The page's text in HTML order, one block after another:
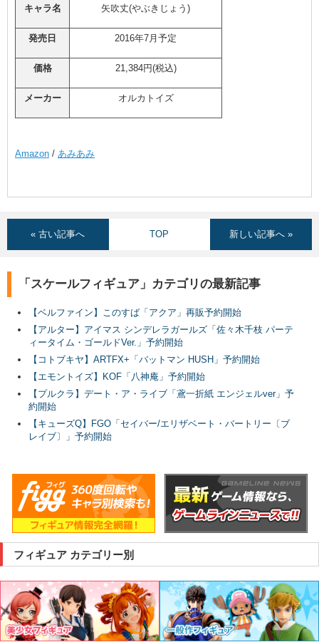
キャラ名 矢吹丈(やぶきじょう)
発売日 2016年7月予定
価格 21,384円(税込)
メーカー オルカトイズ
Amazon / あみあみ
« 古い記事へ TOP 新しい記事へ »
「スケールフィギュア」カテゴリの最新記事
【ベルファイン】このすば「アクア」再販予約開始
【アルター】アイマス シンデレラガールズ「佐々木千枝 パーテ
ィータイム・ゴールドVer.」予約開始
【コトブキヤ】ARTFX+「バットマン HUSH」予約開始
【エモントイズ】KOF「八神庵」予約開始
【プルクラ】デート・ア・ライブ「鳶一折紙 エンジェルver」予
約開始
【キューズQ】FGO「セイバー/エリザベート・バートリー〔ブ
レイブ〕」予約開始
フィギュア カテゴリー別